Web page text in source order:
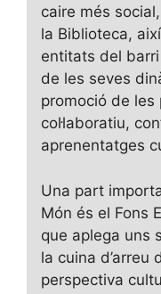
caire més
la Biblioteca,
entitats del
de les seves
promoció de les
col·laboratiu,
aprenentatges
Una part
Món és el Fons
que aplega uns
la cuina d’arreu
perspectiva